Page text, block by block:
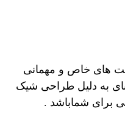
های خاص و مهمانی
به دلیل طراحی شیک
برای شماباشد .